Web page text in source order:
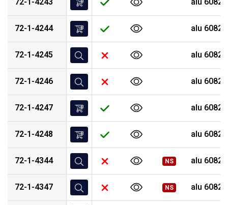
72-1-4244 alu 6082
72-1-4245 alu 6082
72-1-4246 alu 6082
72-1-4247 alu 6082
72-1-4248 alu 6082
72-1-4344 NS alu 6082
72-1-4347 NS alu 6082